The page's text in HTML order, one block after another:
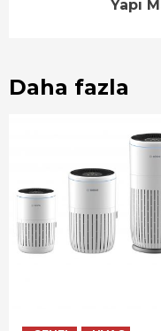
Yapı
Daha fazla